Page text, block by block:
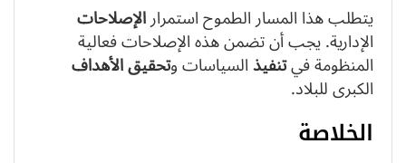
يتطلب هذا المسار الطموح استمرارالإصلاحات
الإدارية. يجب أن تضمن هذه الإصلاحات فعالية
المنظومة فيتنفيذالسياسات وتحقيقالأهداف
الكبرى للبلاد.
الخلاصة